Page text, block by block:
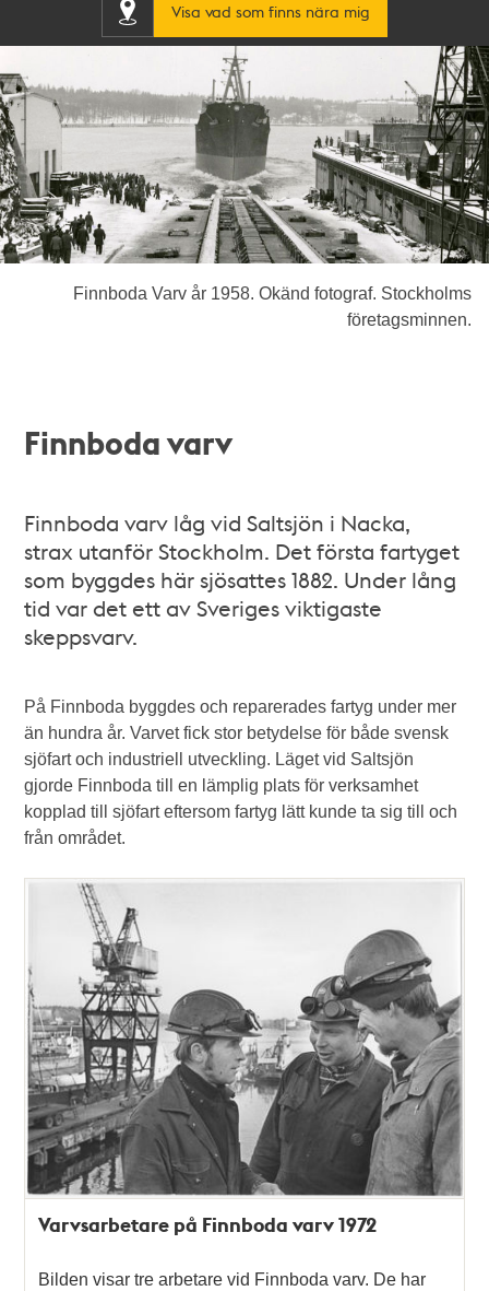
Visa vad som finns nära mig
Finnboda Varv år 1958. Okänd fotograf. Stockholms
företagsminnen.
Finnboda varv
Finnboda varv låg vid Saltsjön i Nacka,
strax utanför Stockholm. Det första fartyget
som byggdes här sjösattes 1882. Under lång
tid var det ett av Sveriges viktigaste
skeppsvarv.
På Finnboda byggdes och reparerades fartyg under mer
än hundra år. Varvet fick stor betydelse för både svensk
sjöfart och industriell utveckling. Läget vid Saltsjön
gjorde Finnboda till en lämplig plats för verksamhet
kopplad till sjöfart eftersom fartyg lätt kunde ta sig till och
från området.
Varvsarbetare på Finnboda varv 1972
Bilden visar tre arbetare vid Finnboda varv. De har